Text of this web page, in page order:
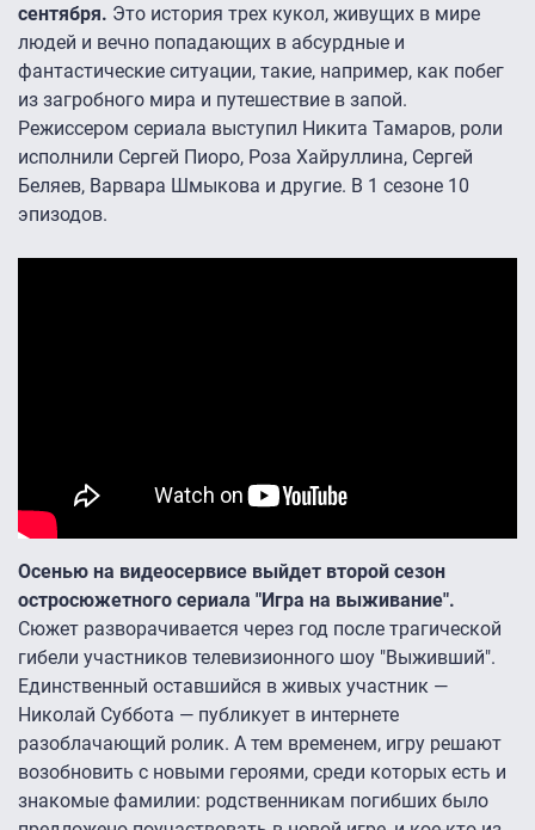
сентября. Это история трех кукол, живущих в мире
людей и вечно попадающих в абсурдные и
фантастические ситуации, такие, например, как побег
из загробного мира и путешествие в запой.
Режиссером сериала выступил Никита Тамаров, роли
исполнили Сергей Пиоро, Роза Хайруллина, Сергей
Беляев, Варвара Шмыкова и другие. В 1 сезоне 10
эпизодов.
Осенью на видеосервисе выйдет второй сезон
остросюжетного сериала "Игра на выживание".
Сюжет разворачивается через год после трагической
гибели участников телевизионного шоу "Выживший".
Единственный оставшийся в живых участник —
Николай Суббота — публикует в интернете
разоблачающий ролик. А тем временем, игру решают
возобновить с новыми героями, среди которых есть и
знакомые фамилии: родственникам погибших было